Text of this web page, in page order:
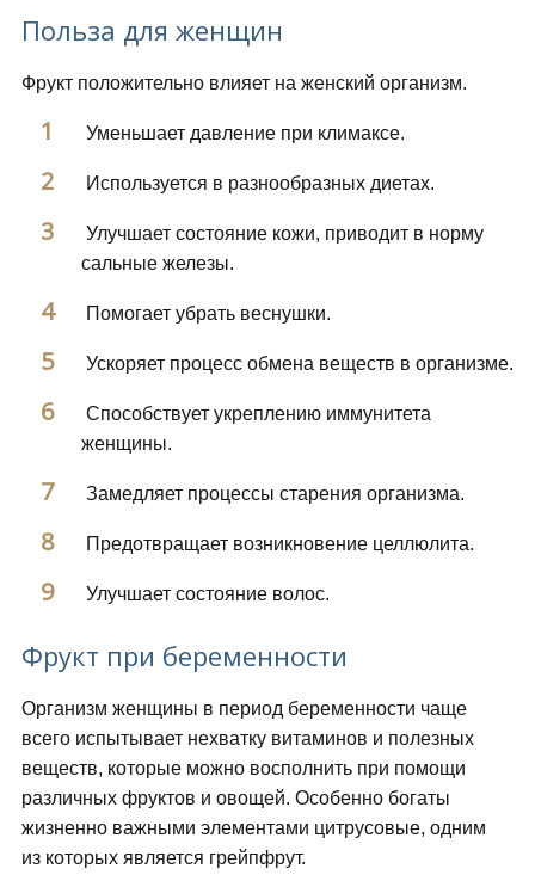
Польза для женщин
Фрукт положительно влияет на женский организм.
Уменьшает давление при климаксе.
Используется в разнообразных диетах.
Улучшает состояние кожи, приводит в норму
сальные железы.
Помогает убрать веснушки.
Ускоряет процесс обмена веществ в организме.
Способствует укреплению иммунитета
женщины.
Замедляет процессы старения организма.
Предотвращает возникновение целлюлита.
Улучшает состояние волос.
Фрукт при беременности
Организм женщины в период беременности чаще
всего испытывает нехватку витаминов и полезных
веществ, которые можно восполнить при помощи
различных фруктов и овощей. Особенно богаты
жизненно важными элементами цитрусовые, одним
из которых является грейпфрут.